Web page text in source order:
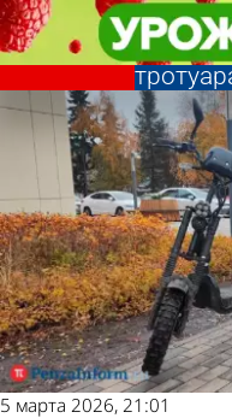
В
езду
Общество
5 марта 2026, 21:01
В
езду
Общество
Другие
по теме
Погода
валют